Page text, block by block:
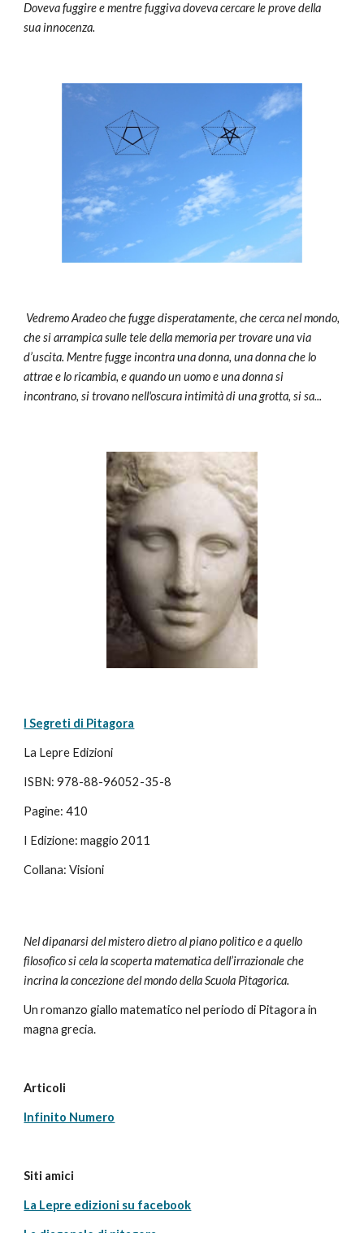
Doveva fuggire e mentre fuggiva doveva cercare le prove della
sua innocenza.
che si arrampica sulle tele della memoria per trovare una via
d’uscita. Mentre fugge incontra una donna, una donna che lo
attrae e lo ricambia, e quando un uomo e una donna si
incontrano, si trovano nell'oscura intimità di una grotta, si sa...
I Segreti di Pitagora
La Lepre Edizioni
ISBN: 978-88-96052-35-8
Pagine: 410
I Edizione: maggio 2011
Collana: Visioni
Nel dipanarsi del mistero dietro al piano politico e a quello
filosofico si cela la scoperta matematica dell’irrazionale che
incrina la concezione del mondo della Scuola Pitagorica.
Un romanzo giallo matematico nel periodo di Pitagora in
magna grecia.
Articoli
Infinito Numero
Siti amici
La Lepre edizioni su facebook